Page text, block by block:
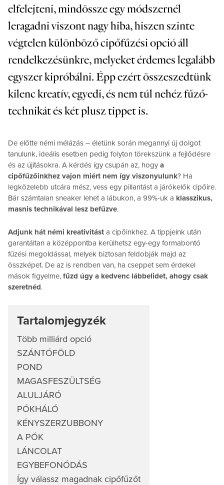
elfelejteni, mindössze egy módszernél
leragadni viszont nagy hiba, hiszen szinte
végtelen különböző cipőfűzési opció áll
rendelkezésünkre, melyeket érdemes legalább
egyszer kipróbálni. Épp ezért összeszedtünk
kilenc kreatív, egyedi, és nem túl nehéz fűző-
technikát és két plusz tippet is.
De előtte némi mélázás – életünk során megannyi új dolgot
tanulunk, ideális esetben pedig folyton törekszünk a fejlődésre
és az újításokra. A kérdés így csupán az, hogy a
cipőfűzőinkhez vajon miért nem így viszonyulunk? Ha
legközelebb utcára mész, vess egy pillantást a járókelők cipőire.
Bár számtalan sneaker lehet a lábukon, a 99%-uk a klasszikus,
masnis technikával lesz befűzve.
Adjunk hát némi kreativitást a cipőinkhez. A tippjeink után
garantáltan a középpontba kerülhetsz egy-egy formabontó
fűzési megoldással, melyek biztosan feldobják majd az
összképet. De az is rendben van, ha cseppet sem érdekel
mások figyelme, fűzd úgy a kedvenc lábbelidet, ahogy csak
szeretnéd.
Tartalomjegyzék
Több milliárd opció
SZÁNTÓFÖLD
POND
MAGASFESZÜLTSÉG
ALULJÁRÓ
PÓKHÁLÓ
KÉNYSZERZUBBONY
A PÓK
LÁNCOLAT
EGYBEFONÓDÁS
Így válassz magadnak cipőfűzőt